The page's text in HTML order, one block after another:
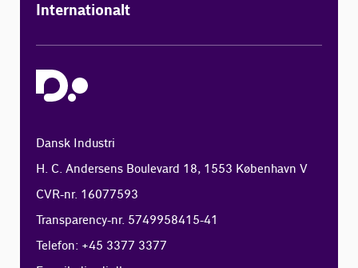
Internationalt
Dansk Industri
H. C. Andersens Boulevard 18, 1553 København V
CVR-nr. 16077593
Transparency-nr. 5749958415-41
Telefon: +45 3377 3377